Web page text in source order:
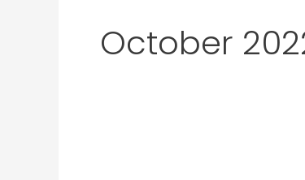
October